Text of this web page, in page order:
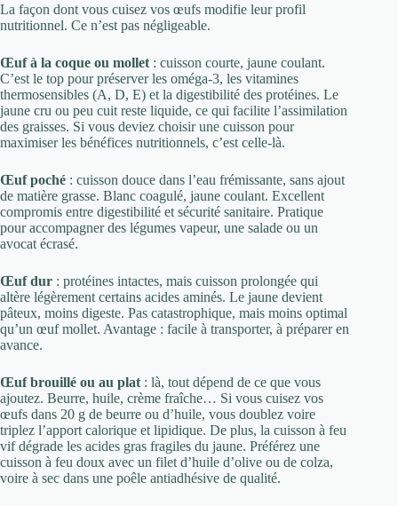
La façon dont vous cuisez vos œufs modifie leur profil
nutritionnel. Ce n’est pas négligeable.
Œuf à la coque ou mollet : cuisson courte, jaune coulant.
C’est le top pour préserver les oméga-3, les vitamines
thermosensibles (A, D, E) et la digestibilité des protéines. Le
jaune cru ou peu cuit reste liquide, ce qui facilite l’assimilation
des graisses. Si vous deviez choisir une cuisson pour
maximiser les bénéfices nutritionnels, c’est celle-là.
Œuf poché : cuisson douce dans l’eau frémissante, sans ajout
de matière grasse. Blanc coagulé, jaune coulant. Excellent
compromis entre digestibilité et sécurité sanitaire. Pratique
pour accompagner des légumes vapeur, une salade ou un
avocat écrasé.
Œuf dur : protéines intactes, mais cuisson prolongée qui
altère légèrement certains acides aminés. Le jaune devient
pâteux, moins digeste. Pas catastrophique, mais moins optimal
qu’un œuf mollet. Avantage : facile à transporter, à préparer en
avance.
Œuf brouillé ou au plat : là, tout dépend de ce que vous
ajoutez. Beurre, huile, crème fraîche… Si vous cuisez vos
œufs dans 20 g de beurre ou d’huile, vous doublez voire
triplez l’apport calorique et lipidique. De plus, la cuisson à feu
vif dégrade les acides gras fragiles du jaune. Préférez une
cuisson à feu doux avec un filet d’huile d’olive ou de colza,
voire à sec dans une poêle antiadhésive de qualité.